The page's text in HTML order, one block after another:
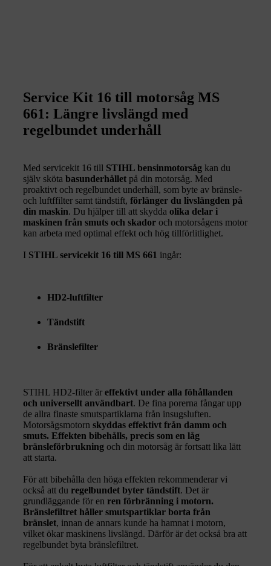
Service Kit 16 till motorsåg MS
661: Längre livslängd med
regelbundet underhåll
Med servicekit 16 till STIHL bensinmotorsåg kan du
själv sköta basunderhållet på din motorsåg. Med
proaktivt och regelbundet underhåll, som byte av bränsle-
och luftffilter samt tändstift, förlänger du livslängden på
din maskin. Du hjälper till att skydda olika delar i
maskinen från smuts och skador och motorsågens motor
kan arbeta med optimal effekt och hög tillförlitlighet.
I STIHL servicekit 16 till MS 661 ingår:
HD2-luftfilter
Tändstift
Bränslefilter
STIHL HD2-filter är effektivt under alla föhållanden
och universellt användbart. De fina porerna fångar upp
de allra finaste smutspartiklarna från insugsluften.
Motorsågsmotorn skyddas effektivt från damm och
smuts. Effekten bibehålls, precis som en låg
bränsleförbrukning och din motorsåg är fortsatt lika lätt
att starta.
För att bibehålla den höga effekten rekommenderar vi
också att du regelbundet byter tändstift. Det är
grundläggande för en ren förbränning i motorn.
Bränslefiltret håller smutspartiklar borta från
bränslet, innan de annars kunde ha hamnat i motorn,
vilket ökar maskinens livslängd. Därför är det också bra att
regelbundet byta bränslefiltret.